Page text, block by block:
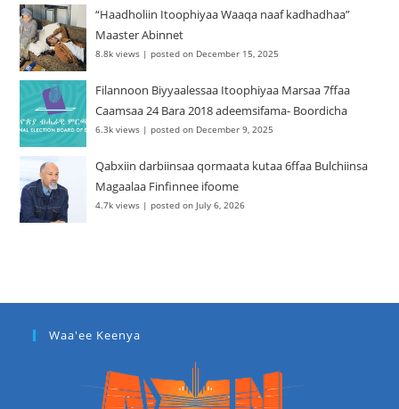
“Haadholiin Itoophiyaa Waaqa naaf kadhadhaa”
Maaster Abinnet
8.8k views |posted on December 15, 2025
Filannoon Biyyaalessaa Itoophiyaa Marsaa 7ffaa
Caamsaa 24 Bara 2018 adeemsifama- Boordicha
6.3k views |posted on December 9, 2025
Qabxiin darbiinsaa qormaata kutaa 6ffaa Bulchiinsa
Magaalaa Finfinnee ifoome
4.7k views |posted on July 6, 2026
Waa'ee Keenya